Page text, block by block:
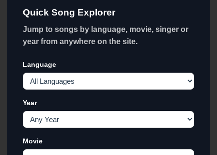
Quick Song Explorer
Jump to songs by language, movie, singer or
year from anywhere on the site.
Language
Year
Movie